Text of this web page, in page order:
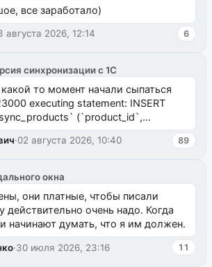
все заработало)
августа 2026, 12:14 6
синхронизации с 1С
то момент начали сыпаться
executing statement: INSERT
(`product_id`,
...
·02 августа 2026, 10:40 89
окна
они платные, чтобы писали
действительно очень надо. Когда
начинают думать, что я им должен.
·30 июля 2026, 23:16 11